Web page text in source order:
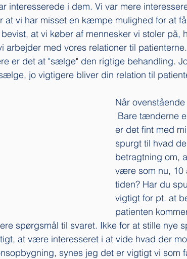
interesserede i dem. Vi var mere
at vi har misset en kæmpe mulighed for at
at vi køber af mennesker vi stoler på,
arbejder med vores relationer til
er det at "sælge" den rigtige behandling.
jo vigtigere bliver din relation til
Når
"Bare tænderne
er det fint med
spurgt til hvad
betragtning om,
være som nu, 10
tiden? Har du
vigtigt for pt. at
patienten
spørgsmål til svaret. Ikke for at stille nye
at være interesseret i at vide hvad der
synes jeg det er vigtigt vi som